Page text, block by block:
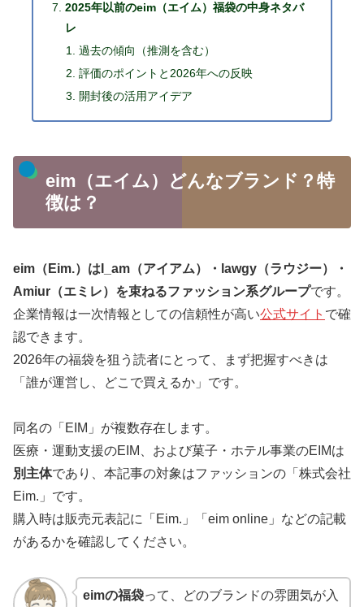
2025年以前のeim（エイム）福袋の中身ネタバ
レ
過去の傾向（推測を含む）
評価のポイントと2026年への反映
開封後の活用アイデア
eim（エイム）どんなブランド？特
徴は？
eim（Eim.）はI_am（アイアム）・lawgy（ラウジー）・
Amiur（エミレ）を束ねるファッション系グループです。
企業情報は一次情報としての信頼性が高い公式サイト で確
認できます。
2026年の福袋を狙う読者にとって、まず把握すべきは
「誰が運営し、どこで買えるか」です。
同名の「EIM」が複数存在します。
医療・運動支援のEIM、および菓子・ホテル事業のEIMは
別主体であり、本記事の対象はファッションの「株式会社
Eim.」です。
購入時は販売元表記に「Eim.」「eim online」などの記載
があるかを確認してください。
eimの福袋って、どのブランドの雰囲気が入